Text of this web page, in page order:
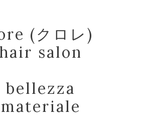
(クロレ)
hair salon
bellezza
materiale